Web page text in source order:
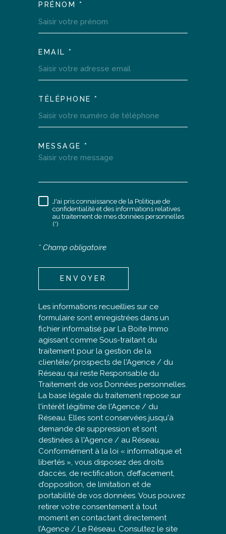
PRÉNOM *
EMAIL *
TÉLÉPHONE *
MESSAGE *
RÈGLEMENTATION
J'ai pris connaissance de la Politique de
confidentialité et des informations relatives
au traitement de mes données personnelles
(*)
* Champ obligatoire
ENVOYER
Les informations recueillies sur ce
formulaire sont enregistrées dans un
fichier informatisé par La Boite Immo
agissant comme Sous-traitant du
traitement pour la gestion de la
clientèle/prospects de l'Agence / du
Réseau qui reste Responsable du
Traitement de vos Données personnelles.
La base légale du traitement repose sur
l'intérêt légitime de l'Agence / du
Réseau. Elles sont conservées jusqu'à
demande de suppression et sont
destinées à l'Agence / au Réseau.
Conformément à la loi « informatique et
libertés », vous disposez des droits
d’accès, de rectification, d’effacement,
d’opposition, de limitation et de
portabilité de vos données. Vous pouvez
retirer votre consentement à tout
moment en contactant directement
l’Agence / Le Réseau. Consultez le site